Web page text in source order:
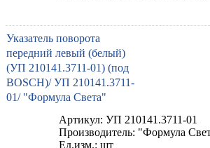
Указатель поворота
передний левый (белый)
(УП 210141.3711-01) (под
BOSCH)/ УП 210141.3711-
01/ "Формула Света"
Артикул: УП 210141.3711-01
Производитель: "Формула
Ед.изм.: шт